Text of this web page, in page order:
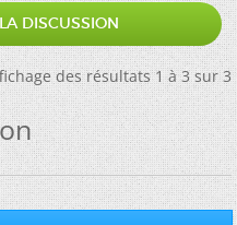
DISCUSSION
des résultats 1 à 3 sur 3